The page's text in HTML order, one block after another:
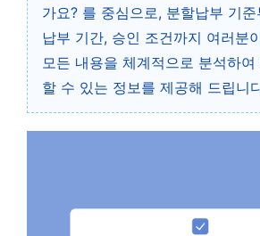
가요? 를 중심으로, 분할납부 기
납부 기간, 승인 조건까지 여러분
모든 내용을 체계적으로 분석하여
할 수 있는 정보를 제공해 드립니